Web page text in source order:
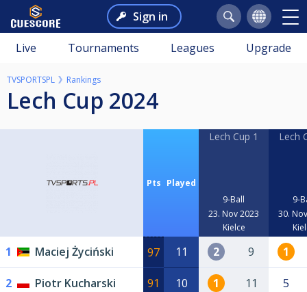
Sign in
Live Tournaments Leagues Upgrade
TVSPORTSPL Rankings
Lech Cup 2024
Pts Played
Lech Cup 1
9-Ball
23. Nov 2023
Kielce
Lech
9-
30.
1 Maciej Życiński 97 11 2 9 1
2 Piotr Kucharski 91 10 1 11 5